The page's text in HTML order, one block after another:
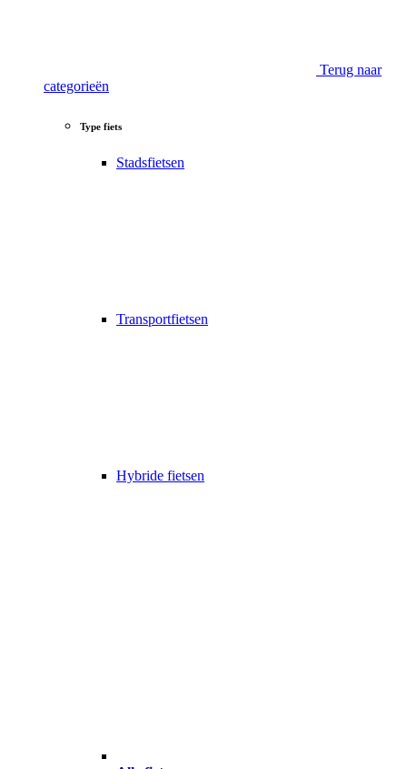
Terug naar
categorieën
Type fiets
Stadsfietsen
Transportfietsen
Hybride fietsen